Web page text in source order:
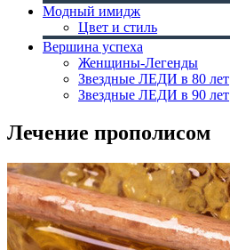
Модный имидж
Цвет и стиль
Вершина успеха
Женщины-Легенды
Звездные ЛЕДИ в 80 лет
Звездные ЛЕДИ в 90 лет
Лечение прополисом